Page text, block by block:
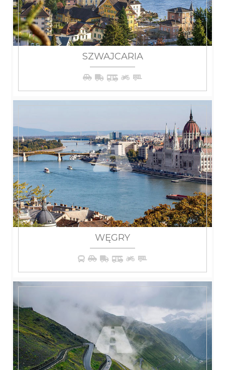
SZWAJCARIA
WĘGRY